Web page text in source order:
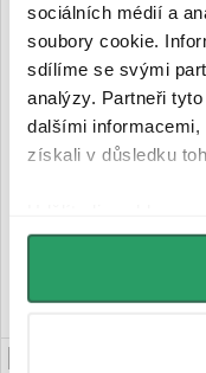
sociálních médií a
soubory cookie.
sdílíme se svými
analýzy. Partneři
dalšími
získali v důsledku
můžeme používat
personalizovanou
osobní údaje najdete
CERANO - Sprchový
Santoro L/P - 8 mm -
matná, grafitové sklo -
130x100x195 cm -